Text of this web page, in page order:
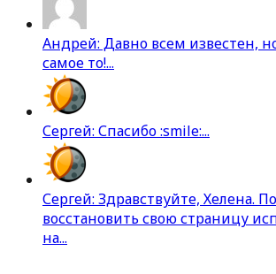
Андрей: Давно всем известен,
самое то!...
Сергей: Спасибо :smile:...
Сергей: Здравствуйте, Хелена.
восстановить свою страницу
на...